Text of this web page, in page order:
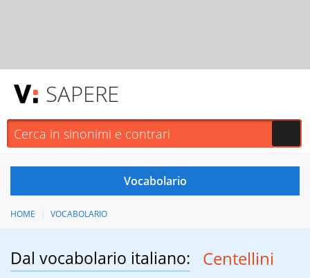
SAPERE
HOME VOCABOLARIO
Dal vocabolario italiano: Centellini